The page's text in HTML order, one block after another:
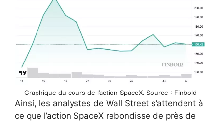
Graphique du cours de l’action SpaceX. Source : Finbold
Ainsi, les analystes de Wall Street s’attendent à
ce que l’action SpaceX rebondisse de près de